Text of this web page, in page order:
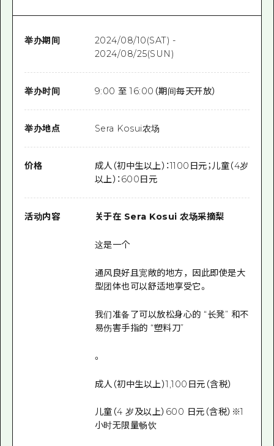
举办期间
2024/08/10(SAT) -
2024/08/25(SUN)
举办时间 9:00 至 16:00（期间每天开放）
举办地点 Sera Kosui农场
价格
成人（初中生以上）：1100日元；儿童（4岁
以上）：600日元
活动内容 关于在 Sera Kosui 农场采摘梨
这是一个
通风良好且宽敞的地方，因此即使是大
型团体也可以舒适地享受它。
我们准备了可以放松身心的 “长凳” 和不
易伤害手指的 “塑料刀”
。
成人（初中生以上）1,100日元（含税）
儿童（4 岁及以上）600 日元（含税）※1
小时无限量畅饮